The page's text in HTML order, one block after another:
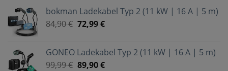
bokman Ladekabel Typ 2 (11 kW | 16 A | 5 m)
84,90€ 72,99€
GONEO Ladekabel Typ 2 (11 kW | 16 A | 5 m)
99,99€ 89,90€